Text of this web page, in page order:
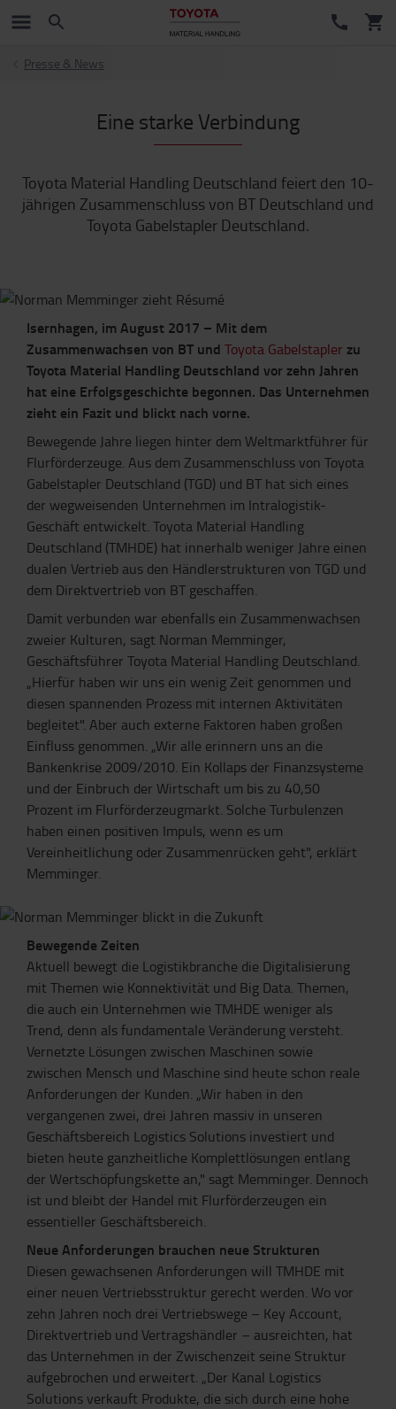
Presse & News
Eine starke Verbindung
Toyota Material Handling Deutschland feiert den 10-
jährigen Zusammenschluss von BT Deutschland und
Toyota Gabelstapler Deutschland.
Isernhagen, im August 2017 – Mit dem
Zusammenwachsen von BT und Toyota Gabelstapler zu
Toyota Material Handling Deutschland vor zehn Jahren
hat eine Erfolgsgeschichte begonnen. Das Unternehmen
zieht ein Fazit und blickt nach vorne.
Bewegende Jahre liegen hinter dem Weltmarktführer für
Flurförderzeuge. Aus dem Zusammenschluss von Toyota
Gabelstapler Deutschland (TGD) und BT hat sich eines
der wegweisenden Unternehmen im Intralogistik-
Geschäft entwickelt. Toyota Material Handling
Deutschland (TMHDE) hat innerhalb weniger Jahre einen
dualen Vertrieb aus den Händlerstrukturen von TGD und
dem Direktvertrieb von BT geschaffen.
Damit verbunden war ebenfalls ein Zusammenwachsen
zweier Kulturen, sagt Norman Memminger,
Geschäftsführer Toyota Material Handling Deutschland.
„Hierfür haben wir uns ein wenig Zeit genommen und
diesen spannenden Prozess mit internen Aktivitäten
begleitet". Aber auch externe Faktoren haben großen
Einfluss genommen. „Wir alle erinnern uns an die
Bankenkrise 2009/2010. Ein Kollaps der Finanzsysteme
und der Einbruch der Wirtschaft um bis zu 40,50
Prozent im Flurförderzeugmarkt. Solche Turbulenzen
haben einen positiven Impuls, wenn es um
Vereinheitlichung oder Zusammenrücken geht", erklärt
Memminger.
Bewegende Zeiten
Aktuell bewegt die Logistikbranche die Digitalisierung
mit Themen wie Konnektivität und Big Data. Themen,
die auch ein Unternehmen wie TMHDE weniger als
Trend, denn als fundamentale Veränderung versteht.
Vernetzte Lösungen zwischen Maschinen sowie
zwischen Mensch und Maschine sind heute schon reale
Anforderungen der Kunden. „Wir haben in den
vergangenen zwei, drei Jahren massiv in unseren
Geschäftsbereich Logistics Solutions investiert und
bieten heute ganzheitliche Komplettlösungen entlang
der Wertschöpfungskette an," sagt Memminger. Dennoch
ist und bleibt der Handel mit Flurförderzeugen ein
essentieller Geschäftsbereich.
Neue Anforderungen brauchen neue Strukturen
Diesen gewachsenen Anforderungen will TMHDE mit
einer neuen Vertriebsstruktur gerecht werden. Wo vor
zehn Jahren noch drei Vertriebswege – Key Account,
Direktvertrieb und Vertragshändler – ausreichten, hat
das Unternehmen in der Zwischenzeit seine Struktur
aufgebrochen und erweitert. „Der Kanal Logistics
Solutions verkauft Produkte, die sich durch eine hohe